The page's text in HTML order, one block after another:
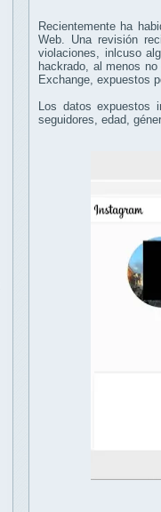
Recientemente ha
Web. Una revisión
violaciones, inlcuso
hackrado, al menos
Exchange, expuestos
Los datos expuestos
seguidores, edad,